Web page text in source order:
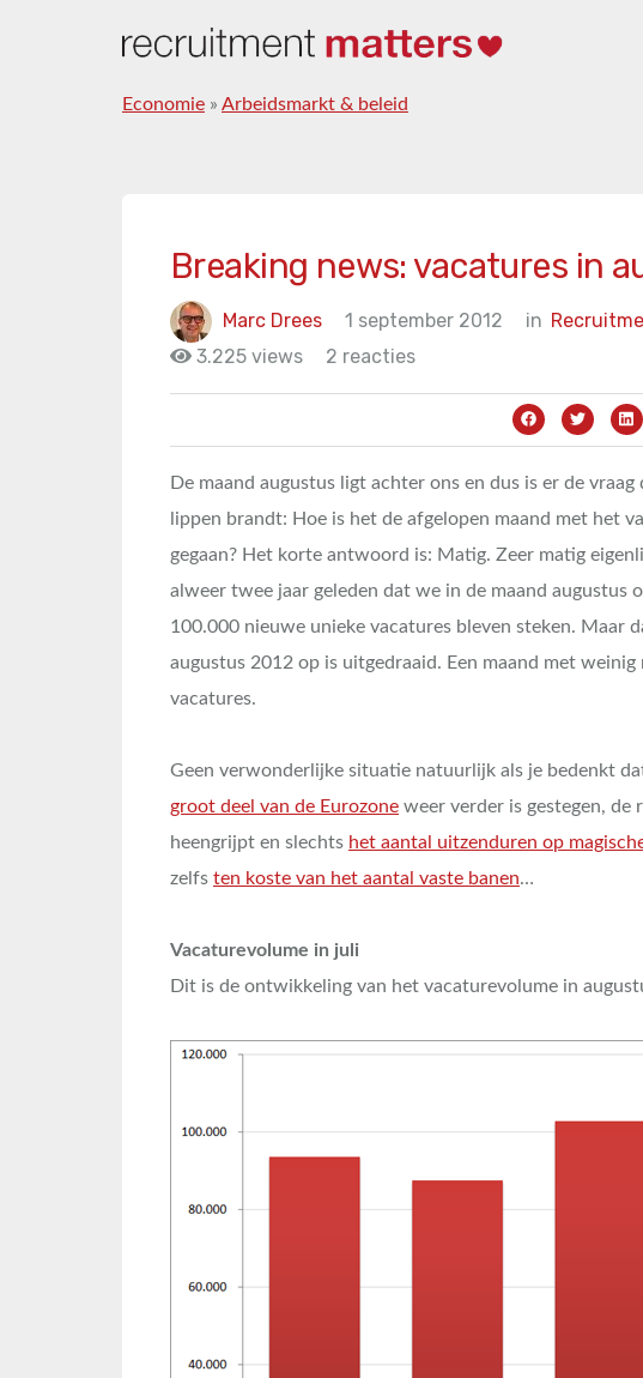
Economie » Arbeidsmarkt & beleid
Breaking news: vacatures in
Marc Drees 1 september 2012 in
3.225 views
2 reacties
De maand augustus ligt achter ons en dus is er de vraag
lippen brandt: Hoe is het de afgelopen maand met het
gegaan? Het korte antwoord is: Matig. Zeer matig
alweer twee jaar geleden dat we in de maand augustus
100.000 nieuwe unieke vacatures bleven steken. Maar
augustus 2012 op is uitgedraaid. Een maand met weinig
vacatures.
Geen verwonderlijke situatie natuurlijk als je bedenkt
groot deel van de Eurozone weer verder is gestegen, de
heengrijpt en slechts het aantal uitzenduren op
zelfs ten koste van het aantal vaste banen…
Vacaturevolume in juli
Dit is de ontwikkeling van het vacaturevolume in